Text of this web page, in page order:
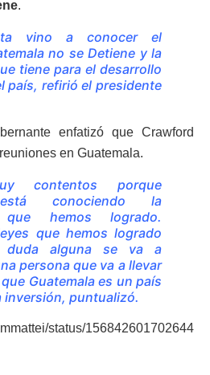
.
vino a conocer el
no se Detiene y la
tiene para el desarrollo
país, refirió el presidente
enfatizó que Crawford
en Guatemala.
contentos porque
conociendo la
que hemos logrado.
que hemos logrado
duda alguna se va a
persona que va a llevar
Guatemala es un país
inversión, puntualizó.
status/156842601702644